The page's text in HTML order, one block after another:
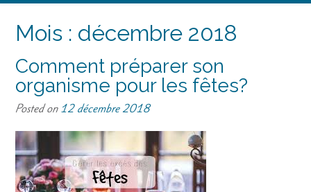
Mois : décembre 2018
Comment préparer son
organisme pour les fêtes?
Posted on12 décembre 2018